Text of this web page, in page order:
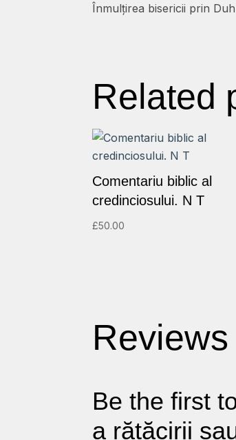
Înmulțirea bisericii prin
Related
Comentariu biblic al
credinciosului. N T
£50.00
Reviews
Be the first
a rătăcirii